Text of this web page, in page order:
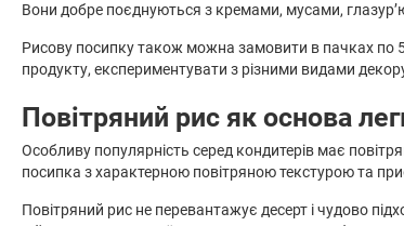
Вони добре поєднуються з кремами, мусами,
Рисову посипку також можна замовити в пачках по
продукту, експериментувати з різними видами
Повітряний рис як основа
Особливу популярність серед кондитерів має
посипка з характерною повітряною текстурою та
Повітряний рис не перевантажує десерт і чудово